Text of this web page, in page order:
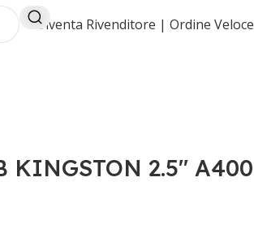
Diventa Rivenditore | Ordine Veloce
KINGSTON 2.5" A400